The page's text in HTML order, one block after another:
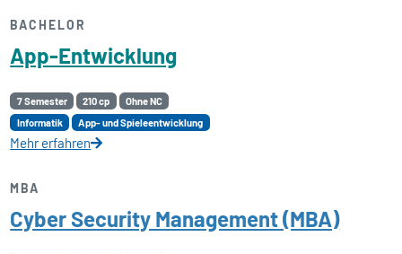
App-Entwicklung
BACHELOR
7 Semester 210 cp
Ohne NC
Informatik
App- und Spieleentwicklung
Mehr erfahren
Cyber Security Management (MBA)
MBA